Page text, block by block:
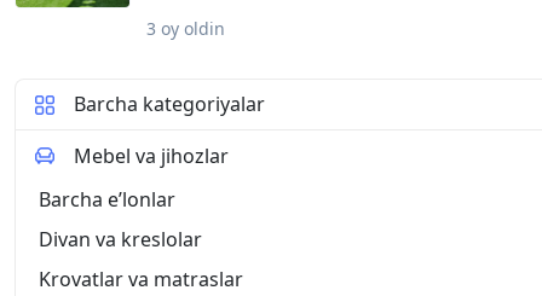
xizmat qilish; Foydalanishda qulaylik. Pastki
ancha oson bo‘ladi. Rang xususiyatlari
Qo‘llanilishi: Ochiq havoda yoki bino ichida
400 mm Kengligi: 600 mm Rangi: Qora
Suvga chidamliligi: Bor Vazni: 1100 g Ishlab
materiali: Rezina
3 oy oldin
Barcha kategoriyalar
Mebel va jihozlar
Barcha eʼlonlar
Divan va kreslolar
Krovatlar va matraslar